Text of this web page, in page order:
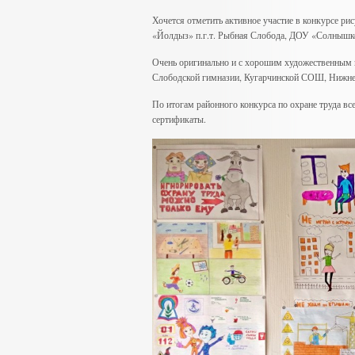
Хочется отметить активное участие в конкурсе
«Йолдыз» п.г.т. Рыбная Слобода, ДОУ
Очень оригинально и с хорошим
Слободской гимназии, Кугарчинской СОШ,
По итогам районного конкурса по охране труда
сертификаты.